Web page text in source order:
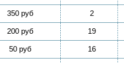
350 руб 2
200 руб 19
50 руб 16